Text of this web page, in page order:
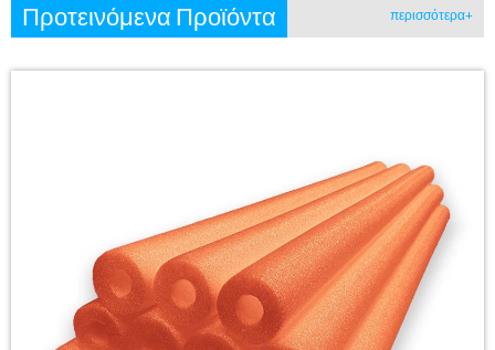
Προτεινόμενα Προϊόντα περισσότερα+